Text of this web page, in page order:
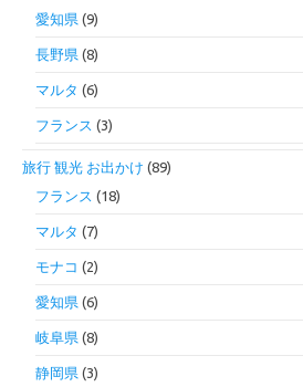
愛知県 (9)
長野県 (8)
マルタ (6)
フランス (3)
旅行 観光 お出かけ (89)
フランス (18)
マルタ (7)
モナコ (2)
愛知県 (6)
岐阜県 (8)
静岡県 (3)